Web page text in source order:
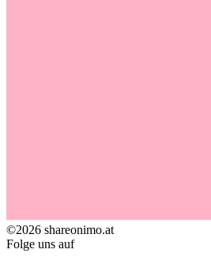
©2026 shareonimo.at
Folge uns auf